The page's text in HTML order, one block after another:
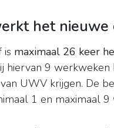
het
is maximaal 26 keer
hiervan 9
UWV krijgen. De
1 en maximaal 9